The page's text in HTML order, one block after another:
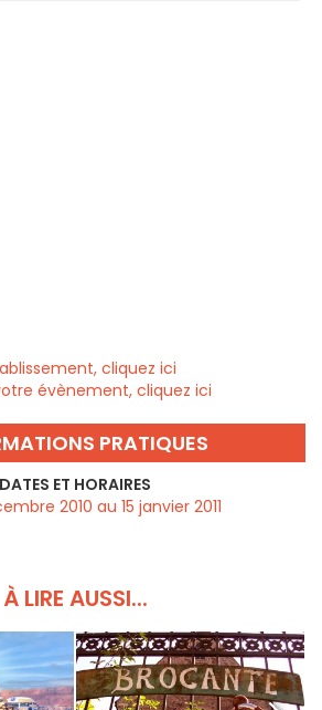
cliquez ici
évènement, cliquez ici
PRATIQUES
DATES ET HORAIRES
2010 au 15 janvier 2011
À LIRE AUSSI...